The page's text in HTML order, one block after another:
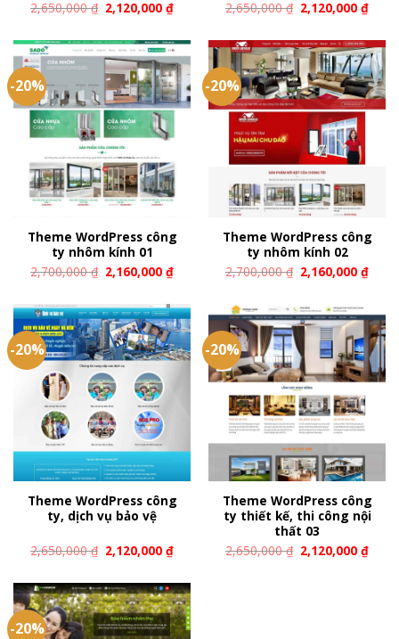
2,650,000₫ 2,120,000₫ 2,650,000₫ 2,120,000₫
-20%
Theme WordPress công
ty nhôm kính 01
2,700,000₫ 2,160,000₫
-20%
Theme WordPress công
ty nhôm kính 02
2,700,000₫ 2,160,000₫
-20%
Theme WordPress công
ty, dịch vụ bảo vệ
2,650,000₫ 2,120,000₫
-20%
Theme WordPress công
ty thiết kế, thi công nội
thất 03
2,650,000₫ 2,120,000₫
-20%